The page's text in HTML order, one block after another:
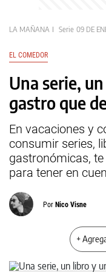
LA MAÑANA Serie 09 DE
EL COMEDOR
Una serie,
gastro que
En vacaciones y
consumir series,
gastronómicas,
para tener en
Por Nico Visne
+